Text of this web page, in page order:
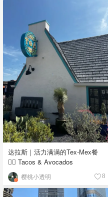
达拉斯｜活力满满的Tex-Mex餐
👉🏼 Tacos & Avocados
樱桃小透明 8